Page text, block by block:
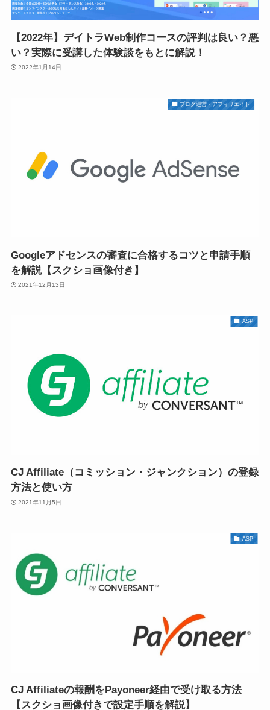
【2022年】デイトラWeb制作コースの評判は良い？悪
い？実際に受講した体験談をもとに解説！
2022年1月14日
ブログ運営・アフィリエイト
Googleアドセンスの審査に合格するコツと申請手順
を解説【スクショ画像付き】
2021年12月13日
ASP
CJ Affiliate（コミッション・ジャンクション）の登録
方法と使い方
2021年11月5日
ASP
CJ Affiliateの報酬をPayoneer経由で受け取る方法
【スクショ画像付きで設定手順を解説】